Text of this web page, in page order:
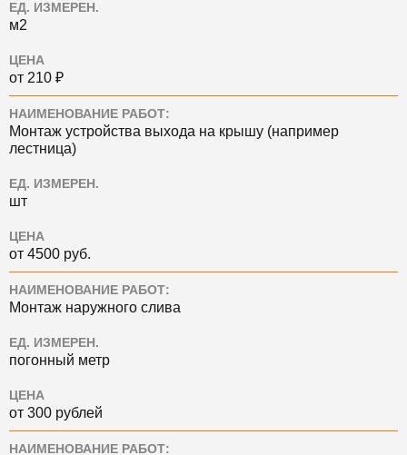
ЕД. ИЗМЕРЕН.
м2
ЦЕНА
от 210 ₽
НАИМЕНОВАНИЕ РАБОТ:
Монтаж устройства выхода на крышу (например
лестница)
ЕД. ИЗМЕРЕН.
шт
ЦЕНА
от 4500 руб.
НАИМЕНОВАНИЕ РАБОТ:
Монтаж наружного слива
ЕД. ИЗМЕРЕН.
погонный метр
ЦЕНА
от 300 рублей
НАИМЕНОВАНИЕ РАБОТ: